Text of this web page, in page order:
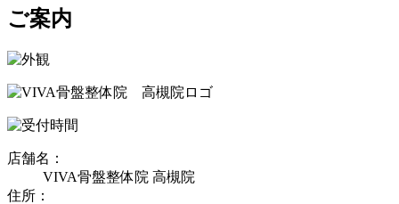
ご案内
店舗名：
VIVA骨盤整体院 高槻院
住所：